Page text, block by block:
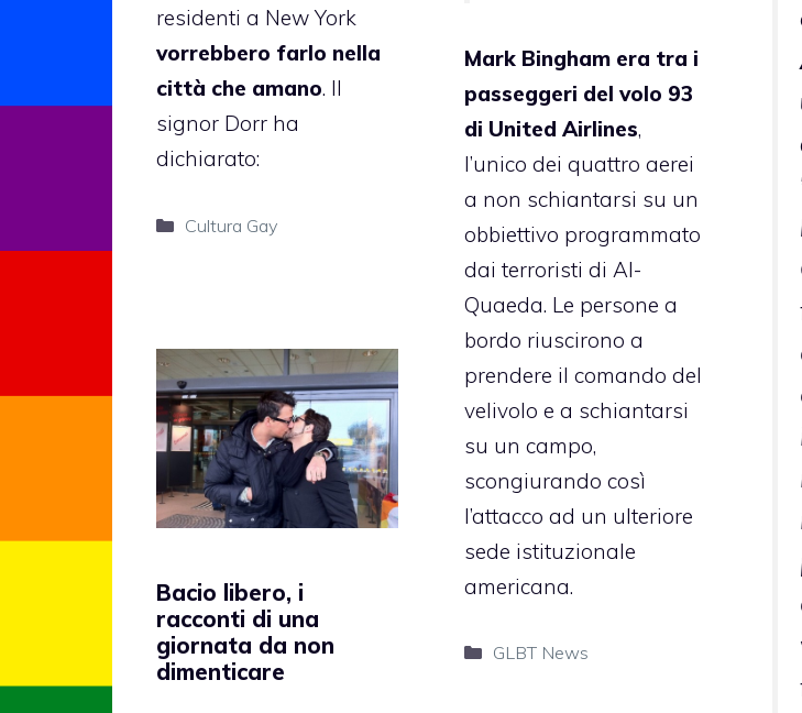
residenti a New York
vorrebbero farlo nella
città che amano. Il
signor Dorr ha
dichiarato:
Categorie
Cultura Gay
Mark Bingham era tra i
passeggeri del volo 93
di United Airlines,
l’unico dei quattro aerei
a non schiantarsi su un
obbiettivo programmato
dai terroristi di Al-
Quaeda. Le persone a
bordo riuscirono a
prendere il comando del
velivolo e a schiantarsi
su un campo,
scongiurando così
l’attacco ad un ulteriore
sede istituzionale
americana.
Categorie
GLBT News
Bacio libero, i
racconti di una
giornata da non
dimenticare